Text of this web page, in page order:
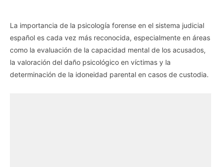
La importancia de la psicología forense en el sistema judicial
español es cada vez más reconocida, especialmente en áreas
como la evaluación de la capacidad mental de los acusados,
la valoración del daño psicológico en víctimas y la
determinación de la idoneidad parental en casos de custodia.